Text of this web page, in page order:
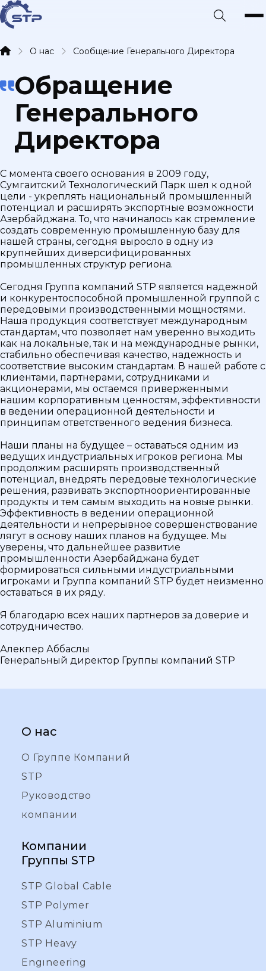
О нас Сообщение Генерального Директора
Обращение
Генерального
Директора
С момента своего основания в 2009 году,
Сумгаитский Технологический Парк шел к одной
цели - укреплять национальный промышленный
потенциал и расширять экспортные возможности
Азербайджана. То, что начиналось как стремление
создать современную промышленную базу для
нашей страны, сегодня выросло в одну из
крупнейших диверсифицированных
промышленных структур региона.
Сегодня Группа компаний STP является надежной
и конкурентоспособной промышленной группой с
передовыми производственными мощностями.
Наша продукция соответствует международным
стандартам, что позволяет нам уверенно выходить
как на локальные, так и на международные рынки,
стабильно обеспечивая качество, надежность и
соответствие высоким стандартам. В нашей работе с
клиентами, партнерами, сотрудниками и
акционерами, мы остаемся приверженными
нашим корпоративным ценностям, эффективности
в ведении операционной деятельности и
принципам ответственного ведения бизнеса.
Наши планы на будущее – оставаться одним из
ведущих индустриальных игроков региона. Мы
продолжим расширять производственный
потенциал, внедрять передовые технологические
решения, развивать экспортноориентированные
продукты и тем самым выходить на новые рынки.
Эффективность в ведении операционной
деятельности и непрерывное совершенствование
лягут в основу наших планов на будущее. Мы
уверены, что дальнейшее развитие
промышленности Азербайджана будет
формироваться сильными индустриальными
игроками и Группа компаний STP будет неизменно
оставаться в их ряду.
Я благодарю всех наших партнеров за доверие и
сотрудничество.
Алекпер Аббаслы
Генеральный директор Группы компаний STP
О нас
О Группе Компаний
STP
Руководство
компании
Компании
Группы STP
STP Global Cable
STP Polymer
STP Aluminium
STP Heavy
Engıneering